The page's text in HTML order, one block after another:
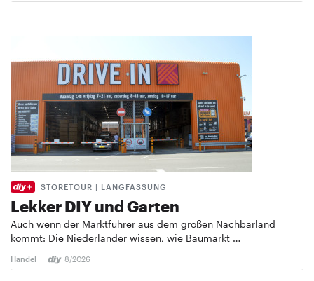
STORETOUR | LANGFASSUNG
Lekker DIY und Garten
Auch wenn der Marktführer aus dem großen Nachbarland
kommt: Die Niederländer wissen, wie Baumarkt …
Handel 8/2026